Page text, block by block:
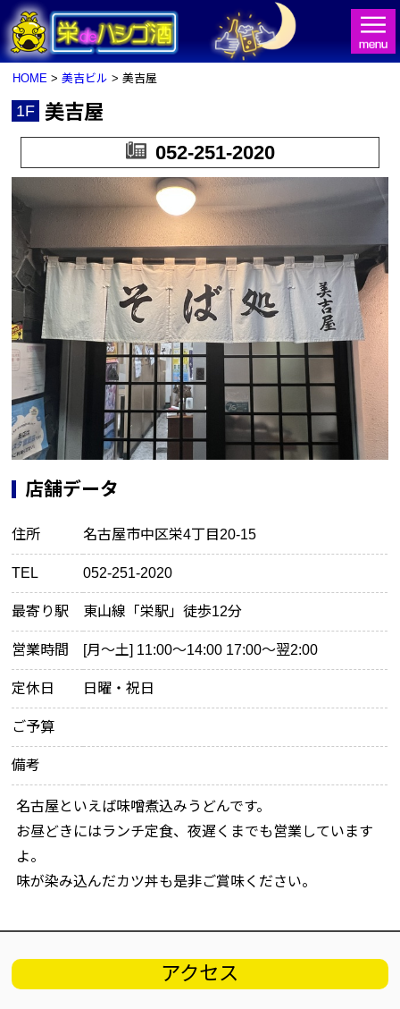
HOME >美吉ビル > 美吉屋
1F 美吉屋
052-251-2020
店舗データ
住所 名古屋市中区栄4丁目20-15
TEL 052-251-2020
最寄り駅 東山線「栄駅」徒歩12分
営業時間 [月～土] 11:00～14:00 17:00～翌2:00
定休日 日曜・祝日
ご予算
備考
名古屋といえば味噌煮込みうどんです。
お昼どきにはランチ定食、夜遅くまでも営業しています
よ。
味が染み込んだカツ丼も是非ご賞味ください。
アクセス
HOME
栄deハシゴ酒とは
お店検索
ビル一覧
イベント情報